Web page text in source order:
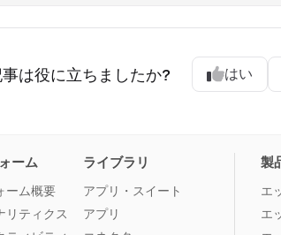
は役に立ちましたか? はい
ーム
ーム概要
リティクス
ライブラリ
アプリ・スイート
アプリ
製
エ
エ